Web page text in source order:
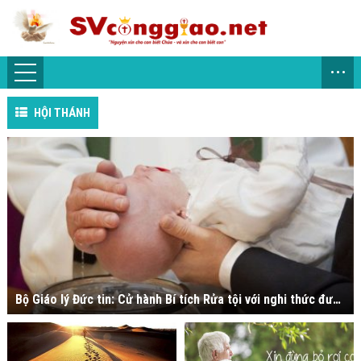
...
HỘI THÁNH
Bộ Giáo lý Đức tin: Cử hành Bí tích Rửa tội với nghi thức được sửa đổi tùy tiện là không thành sự